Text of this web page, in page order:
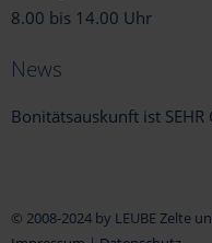
8.00 bis 14.00 Uhr
News
Bonitätsauskunft ist SEHR
© 2008-2024 by LEUBE Zelte